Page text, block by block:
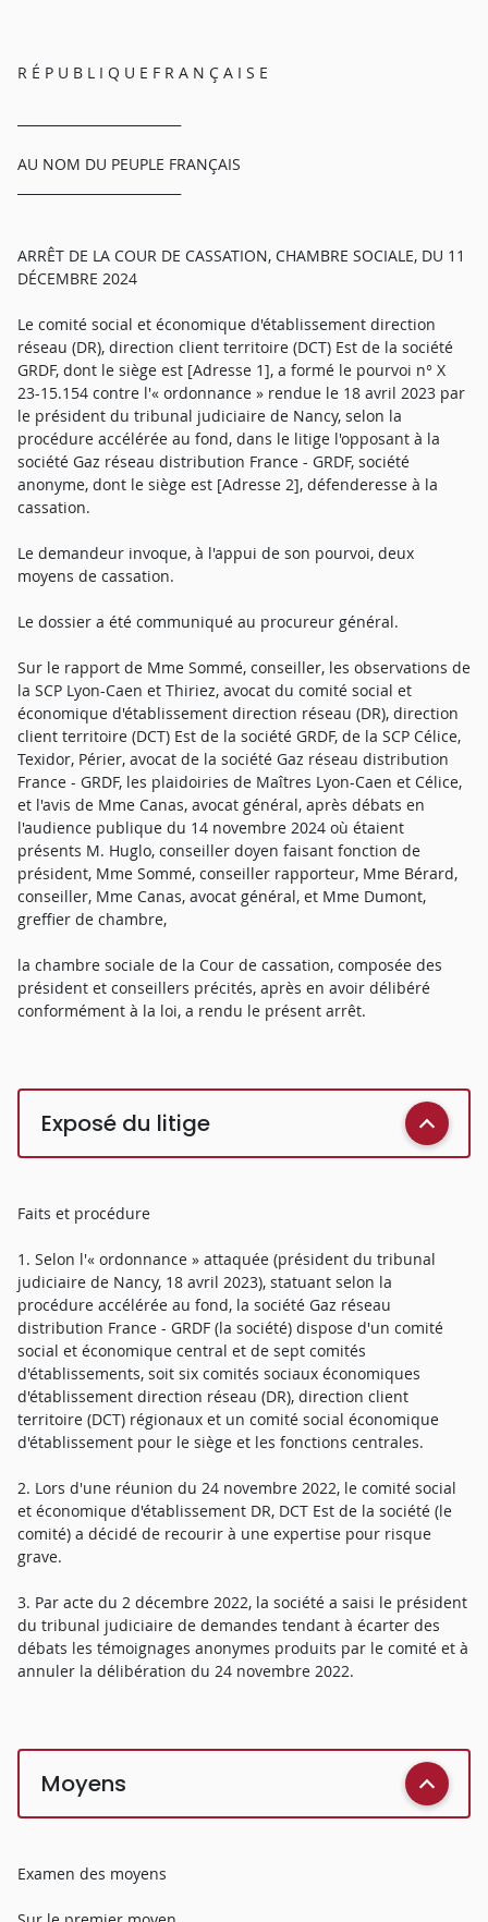
R É P U B L I Q U E F R A N Ç A I S E
AU NOM DU PEUPLE FRANÇAIS
ARRÊT DE LA COUR DE CASSATION, CHAMBRE SOCIALE, DU 11
DÉCEMBRE 2024
Le comité social et économique d'établissement direction
réseau (DR), direction client territoire (DCT) Est de la société
GRDF, dont le siège est [Adresse 1], a formé le pourvoi n° X
23-15.154 contre l'« ordonnance » rendue le 18 avril 2023 par
le président du tribunal judiciaire de Nancy, selon la
procédure accélérée au fond, dans le litige l'opposant à la
société Gaz réseau distribution France - GRDF, société
anonyme, dont le siège est [Adresse 2], défenderesse à la
cassation.
Le demandeur invoque, à l'appui de son pourvoi, deux
moyens de cassation.
Le dossier a été communiqué au procureur général.
Sur le rapport de Mme Sommé, conseiller, les observations de
la SCP Lyon-Caen et Thiriez, avocat du comité social et
économique d'établissement direction réseau (DR), direction
client territoire (DCT) Est de la société GRDF, de la SCP Célice,
Texidor, Périer, avocat de la société Gaz réseau distribution
France - GRDF, les plaidoiries de Maîtres Lyon-Caen et Célice,
et l'avis de Mme Canas, avocat général, après débats en
l'audience publique du 14 novembre 2024 où étaient
présents M. Huglo, conseiller doyen faisant fonction de
président, Mme Sommé, conseiller rapporteur, Mme Bérard,
conseiller, Mme Canas, avocat général, et Mme Dumont,
greffier de chambre,
la chambre sociale de la Cour de cassation, composée des
président et conseillers précités, après en avoir délibéré
conformément à la loi, a rendu le présent arrêt.
Exposé du litige
Faits et procédure
1. Selon l'« ordonnance » attaquée (président du tribunal
judiciaire de Nancy, 18 avril 2023), statuant selon la
procédure accélérée au fond, la société Gaz réseau
distribution France - GRDF (la société) dispose d'un comité
social et économique central et de sept comités
d'établissements, soit six comités sociaux économiques
d'établissement direction réseau (DR), direction client
territoire (DCT) régionaux et un comité social économique
d'établissement pour le siège et les fonctions centrales.
2. Lors d'une réunion du 24 novembre 2022, le comité social
et économique d'établissement DR, DCT Est de la société (le
comité) a décidé de recourir à une expertise pour risque
grave.
3. Par acte du 2 décembre 2022, la société a saisi le président
du tribunal judiciaire de demandes tendant à écarter des
débats les témoignages anonymes produits par le comité et à
annuler la délibération du 24 novembre 2022.
Moyens
Examen des moyens